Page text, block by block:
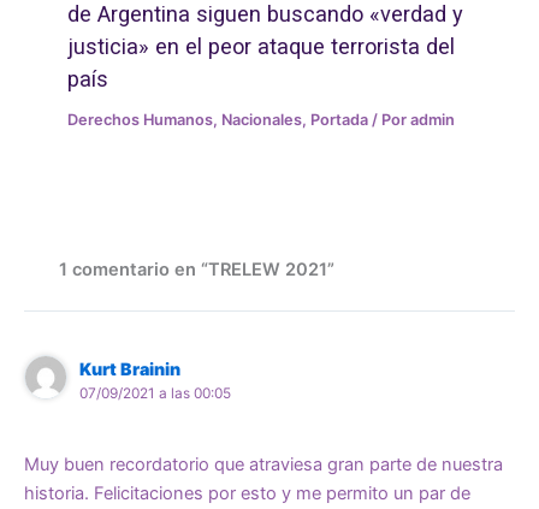
de Argentina siguen buscando «verdad y
justicia» en el peor ataque terrorista del
país
Derechos Humanos, Nacionales, Portada / Poradmin
1 comentario en “TRELEW 2021”
Kurt Brainin
07/09/2021 a las 00:05
Muy buen recordatorio que atraviesa gran parte de nuestra
historia. Felicitaciones por esto y me permito un par de